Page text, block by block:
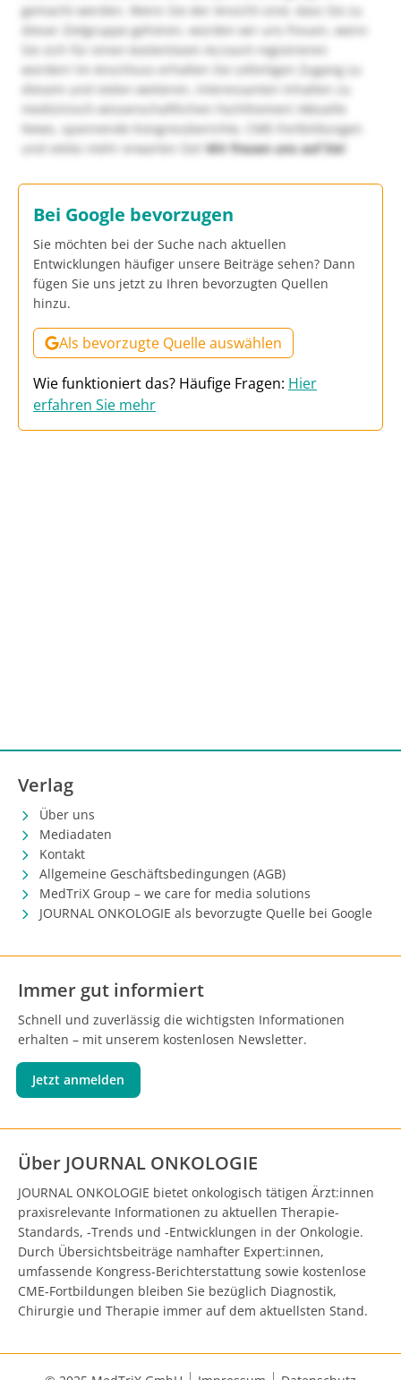
gemacht werden. Wenn Sie der Ansicht sind, dass Sie zu
dieser Zielgruppe gehören, würden wir uns freuen, wenn
Sie sich für einen kostenlosen Account registrieren
würden! Im Anschluss erhalten Sie sofortigen Zugang zu
diesem und vielen weiteren, interessanten Inhalten zu
medizinisch-wissenschaftlichen Fachthemen! Aktuelle
News, spannende Kongressberichte, CME-Fortbildungen
und vieles mehr erwarten Sie!Wir freuen uns auf Sie!
Bei Google bevorzugen
Sie möchten bei der Suche nach aktuellen
Entwicklungen häufiger unsere Beiträge sehen? Dann
fügen Sie uns jetzt zu Ihren bevorzugten Quellen
hinzu.
Als bevorzugte Quelle auswählen
Wie funktioniert das? Häufige Fragen: Hier
erfahren Sie mehr
Verlag
Über uns
Mediadaten
Kontakt
Allgemeine Geschäftsbedingungen (AGB)
MedTriX Group – we care for media solutions
JOURNAL ONKOLOGIE als bevorzugte Quelle bei Google
Immer gut informiert
Schnell und zuverlässig die wichtigsten Informationen
erhalten – mit unserem kostenlosen Newsletter.
Jetzt anmelden
Über JOURNAL ONKOLOGIE
JOURNAL ONKOLOGIE bietet onkologisch tätigen Ärzt:innen
praxisrelevante Informationen zu aktuellen Therapie-
Standards, -Trends und -Entwicklungen in der Onkologie.
Durch Übersichtsbeiträge namhafter Expert:innen,
umfassende Kongress-Berichterstattung sowie kostenlose
CME-Fortbildungen bleiben Sie bezüglich Diagnostik,
Chirurgie und Therapie immer auf dem aktuellsten Stand.